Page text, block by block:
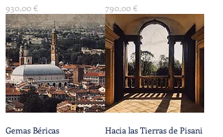
Precio
930,00 €
Precio
790,00 €
Gemas Béricas
Hacia las Tierras de Pisani